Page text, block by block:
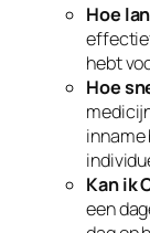
Hoe
hebt
Hoe
inname
Kan ik
een